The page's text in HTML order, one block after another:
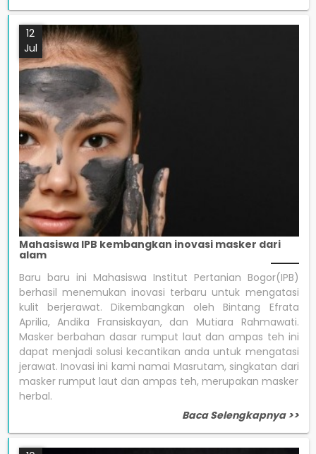
12
Jul
Mahasiswa IPB kembangkan inovasi masker dari
alam
Baru baru ini Mahasiswa Institut Pertanian Bogor(IPB)
berhasil menemukan inovasi terbaru untuk mengatasi
kulit berjerawat. Dikembangkan oleh Bintang Efrata
Aprilia, Andika Fransiskayan, dan Mutiara Rahmawati.
Masker berbahan dasar rumput laut dan ampas teh ini
dapat menjadi solusi kecantikan anda untuk mengatasi
jerawat. Inovasi ini kami namai Masrutam, singkatan dari
masker rumput laut dan ampas teh, merupakan masker
herbal.
Baca Selengkapnya >>